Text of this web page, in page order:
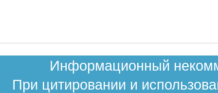
Информационный
При цитировании и